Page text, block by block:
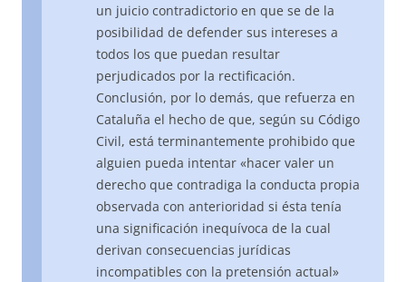
un juicio contradictorio en que se de la
posibilidad de defender sus intereses a
todos los que puedan resultar
perjudicados por la rectificación.
Conclusión, por lo demás, que refuerza en
Cataluña el hecho de que, según su Código
Civil, está terminantemente prohibido que
alguien pueda intentar «hacer valer un
derecho que contradiga la conducta propia
observada con anterioridad si ésta tenía
una significación inequívoca de la cual
derivan consecuencias jurídicas
incompatibles con la pretensión actual»